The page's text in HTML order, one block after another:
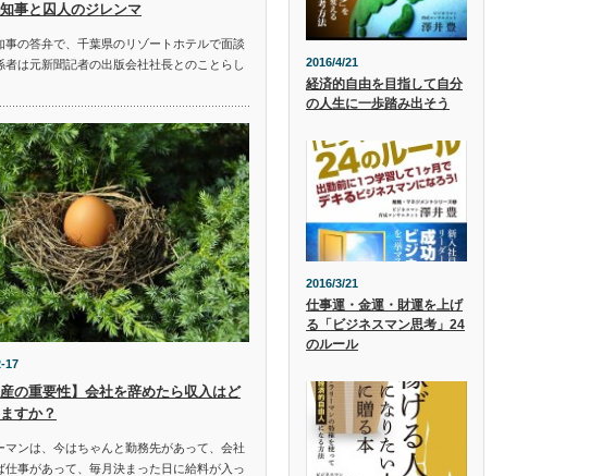
事と囚人のジレンマ
事の答弁で、千葉県のリゾートホテルで面談
者は元新聞記者の出版会社社長とのことらし
17
産の重要性】会社を辞めたら収入はど
すか？
マンは、今はちゃんと勤務先があって、会社
仕事があって、毎月決まった日に給料が入っ
2016/4/21
経済的自由を目指して自分
の人生に一歩踏み出そう
2016/3/21
仕事運・金運・財運を上げ
る「ビジネスマン思考」24
のルール